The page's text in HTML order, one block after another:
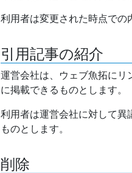
利用者は変更された時点での
引用記事の紹介
運営会社は、ウェブ魚拓にリ
に掲載できるものとします。
利用者は運営会社に対して異
ものとします。
削除